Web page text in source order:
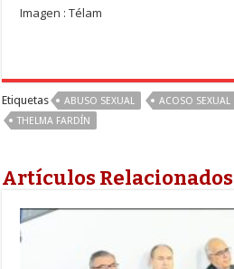
Imagen : Télam
Etiquetas ABUSO SEXUAL ACOSO SEXUAL
THELMA FARDÍN
Artículos Relacionados